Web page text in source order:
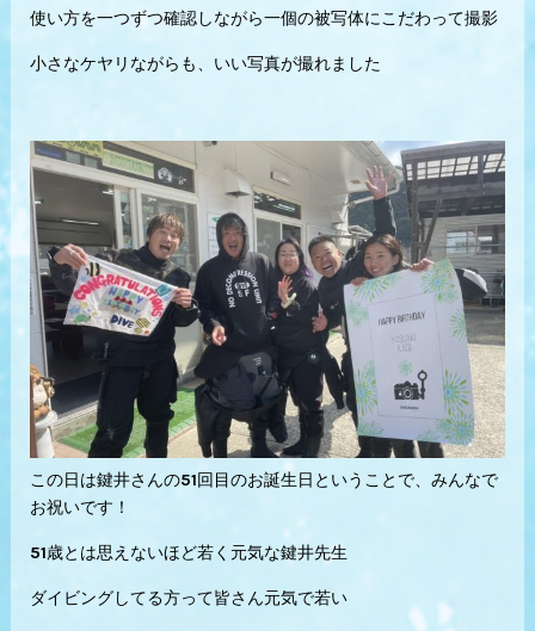
使い方を一つずつ確認しながら一個の被写体にこだわって撮影
小さなケヤリながらも、いい写真が撮れました
この日は鍵井さんの51回目のお誕生日ということで、みんなで
お祝いです！
51歳とは思えないほど若く元気な鍵井先生
ダイビングしてる方って皆さん元気で若い